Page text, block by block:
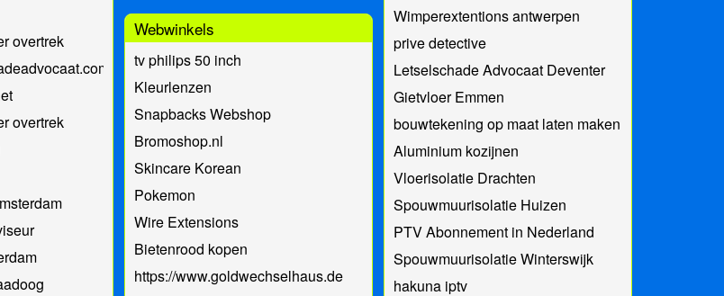
overtrek
overtrek
Webwinkels
tv philips 50 inch
Kleurlenzen
Snapbacks Webshop
Bromoshop.nl
Skincare Korean
Pokemon
Wire Extensions
Bietenrood kopen
https://www.goldwechselhaus.de
Wimperextentions antwerpen
prive detective
Letselschade Advocaat Deventer
Gietvloer Emmen
bouwtekening op maat laten maken
Aluminium kozijnen
Vloerisolatie Drachten
Spouwmuurisolatie Huizen
PTV Abonnement in Nederland
Spouwmuurisolatie Winterswijk
hakuna iptv